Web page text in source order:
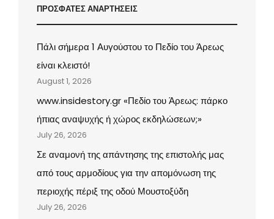
ΠΡΟΣΦΑΤΕΣ ΑΝΑΡΤΗΣΕΙΣ
Πάλι σήμερα 1 Αυγούστου το Πεδίο του Άρεως
είναι κλειστό!
August 1, 2026
www.insidestory.gr «Πεδίο του Άρεως: πάρκο
ήπιας αναψυχής ή χώρος εκδηλώσεων;»
July 26, 2026
Σε αναμονή της απάντησης της επιστολής μας
από τους αρμοδίους για την απομόνωση της
περιοχής πέριξ της οδού Μουστοξύδη
July 26, 2026